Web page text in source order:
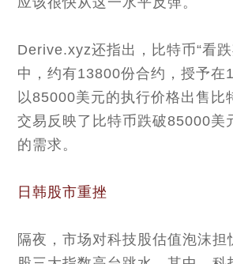
Derive.xyz还指出，比特币“看
中，约有13800份合约，授予在
以85000美元的执行价格出售比
交易反映了比特币跌破85000美
的需求。
日韩股市重挫
隔夜，市场对科技股估值泡沫担